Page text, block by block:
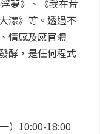
夢》、《我在荒
濛》等。透過不
情感及感官體
酵，是任何程式
）10:00-18:00